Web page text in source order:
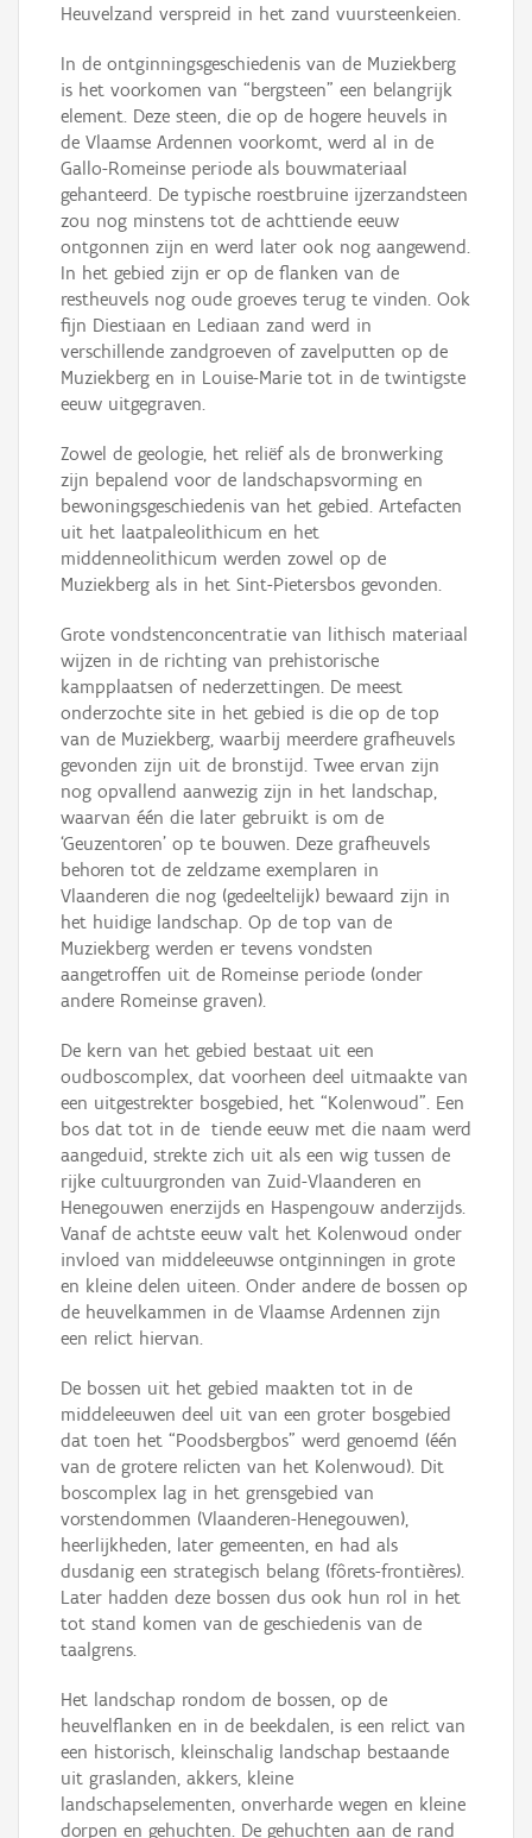
Heuvelzand verspreid in het zand vuursteenkeien.
In de ontginningsgeschiedenis van de Muziekberg
is het voorkomen van “bergsteen” een belangrijk
element. Deze steen, die op de hogere heuvels in
de Vlaamse Ardennen voorkomt, werd al in de
Gallo-Romeinse periode als bouwmateriaal
gehanteerd. De typische roestbruine ijzerzandsteen
zou nog minstens tot de achttiende eeuw
ontgonnen zijn en werd later ook nog aangewend.
In het gebied zijn er op de flanken van de
restheuvels nog oude groeves terug te vinden. Ook
fijn Diestiaan en Lediaan zand werd in
verschillende zandgroeven of zavelputten op de
Muziekberg en in Louise-Marie tot in de twintigste
eeuw uitgegraven.
Zowel de geologie, het reliëf als de bronwerking
zijn bepalend voor de landschapsvorming en
bewoningsgeschiedenis van het gebied. Artefacten
uit het laatpaleolithicum en het
middenneolithicum werden zowel op de
Muziekberg als in het Sint-Pietersbos gevonden.
Grote vondstenconcentratie van lithisch materiaal
wijzen in de richting van prehistorische
kampplaatsen of nederzettingen. De meest
onderzochte site in het gebied is die op de top
van de Muziekberg, waarbij meerdere grafheuvels
gevonden zijn uit de bronstijd. Twee ervan zijn
nog opvallend aanwezig zijn in het landschap,
waarvan één die later gebruikt is om de
‘Geuzentoren’ op te bouwen. Deze grafheuvels
behoren tot de zeldzame exemplaren in
Vlaanderen die nog (gedeeltelijk) bewaard zijn in
het huidige landschap. Op de top van de
Muziekberg werden er tevens vondsten
aangetroffen uit de Romeinse periode (onder
andere Romeinse graven).
De kern van het gebied bestaat uit een
oudboscomplex, dat voorheen deel uitmaakte van
een uitgestrekter bosgebied, het “Kolenwoud”. Een
bos dat tot in de tiende eeuw met die naam werd
aangeduid, strekte zich uit als een wig tussen de
rijke cultuurgronden van Zuid-Vlaanderen en
Henegouwen enerzijds en Haspengouw anderzijds.
Vanaf de achtste eeuw valt het Kolenwoud onder
invloed van middeleeuwse ontginningen in grote
en kleine delen uiteen. Onder andere de bossen op
de heuvelkammen in de Vlaamse Ardennen zijn
een relict hiervan.
De bossen uit het gebied maakten tot in de
middeleeuwen deel uit van een groter bosgebied
dat toen het “Poodsbergbos” werd genoemd (één
van de grotere relicten van het Kolenwoud). Dit
boscomplex lag in het grensgebied van
vorstendommen (Vlaanderen-Henegouwen),
heerlijkheden, later gemeenten, en had als
dusdanig een strategisch belang (fôrets-frontières).
Later hadden deze bossen dus ook hun rol in het
tot stand komen van de geschiedenis van de
taalgrens.
Het landschap rondom de bossen, op de
heuvelflanken en in de beekdalen, is een relict van
een historisch, kleinschalig landschap bestaande
uit graslanden, akkers, kleine
landschapselementen, onverharde wegen en kleine
dorpen en gehuchten. De gehuchten aan de rand